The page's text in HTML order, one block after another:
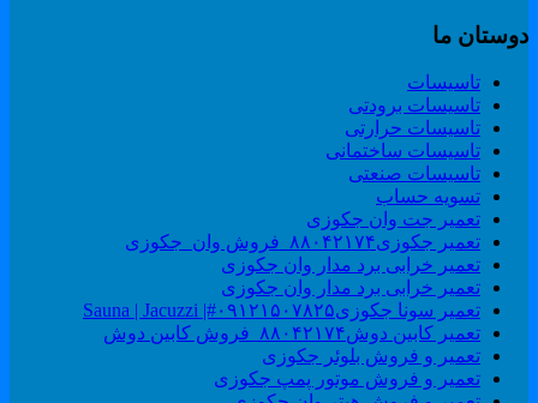
ما
تاسیسات
تاسیسات برودتی
تاسیسات حرارتی
تاسیسات ساختمانی
تاسیسات صنعتی
تسویه حساب
تعمیر جت وان جکوزی
تعمیر جکوزی۸۸۰۴۲۱۷۴_فروش وان_جکوزی
تعمیر خرابی برد مدار وان جکوزی
تعمیر خرابی برد مدار وان جکوزی
تعمیر سونا جکوزی۰۹۱۲۱۵۰۷۸۲۵#| Sauna | Jacuzzi
تعمیر کابین دوش۸۸۰۴۲۱۷۴_فروش کابین دوش
تعمیر و فروش بلوئر جکوزی
تعمیر و فروش موتور پمپ جکوزی